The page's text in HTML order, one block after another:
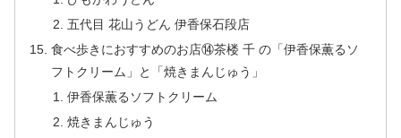
五代目 花山うどん 伊香保石段店
食べ歩きにおすすめのお店⑭茶楼 千 の「伊香保薫るソ
フトクリーム」と「焼きまんじゅう」
伊香保薫るソフトクリーム
焼きまんじゅう